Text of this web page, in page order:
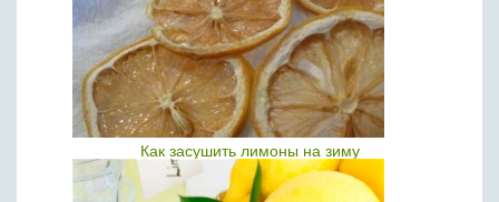
Как засушить лимоны на зиму